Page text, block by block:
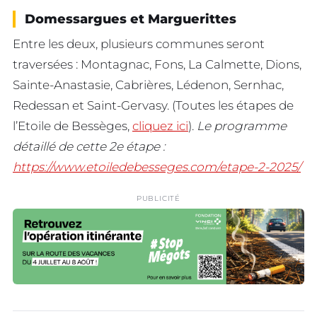
Domessargues et Marguerittes
Entre les deux, plusieurs communes seront
traversées : Montagnac, Fons, La Calmette, Dions,
Sainte-Anastasie, Cabrières, Lédenon, Sernhac,
Redessan et Saint-Gervasy. (Toutes les étapes de
l’Etoile de Bessèges, cliquez ici). Le programme
détaillé de cette 2e étape :
https://www.etoiledebesseges.com/etape-2-2025/
PUBLICITÉ